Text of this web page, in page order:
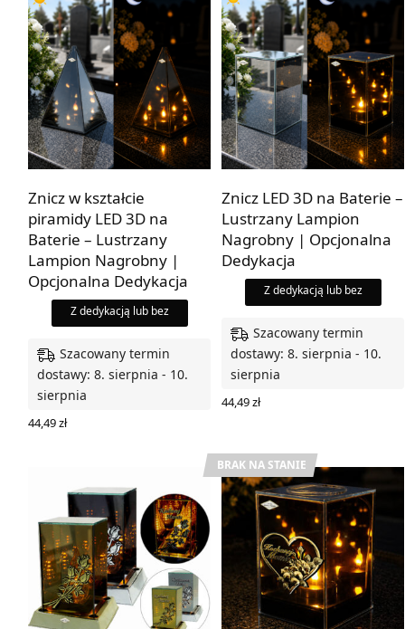
Znicz w kształcie
piramidy LED 3D na
Baterie – Lustrzany
Lampion Nagrobny |
Opcjonalna Dedykacja
Z dedykacją lub bez
Szacowany termin
dostawy: 8. sierpnia - 10.
sierpnia
44,49zł
Znicz LED 3D na Baterie –
Lustrzany Lampion
Nagrobny | Opcjonalna
Dedykacja
Z dedykacją lub bez
Szacowany termin
dostawy: 8. sierpnia - 10.
sierpnia
44,49zł
BRAK NA STANIE